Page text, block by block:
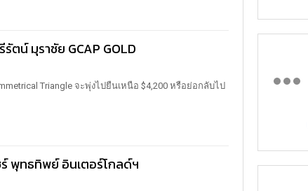
น์ มุราชัย GCAP GOLD
Triangle จะพุ่งไปยืนเหนือ $4,200 หรือย่อกลับไป
พุทธทิพย์ อินเตอร์โกลด์ฯ